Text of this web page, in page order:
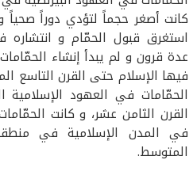
كانت أصغر حجماً لتؤدي دوراً صحياً
استغرق قبول الحمّام و
عدة قرون و لم يبدأ إنشاء
فيها الإسلام حتى القرن التاسع
الحمّامات في العهود الإسلامية
القرن الثامن عشر، و كانت
في المدن الإسلامية في
المتوسط.